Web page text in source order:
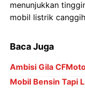
menunjukkan
mobil listrik
Baca Juga
Ambisi Gila
Mobil Bensin Tapi